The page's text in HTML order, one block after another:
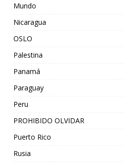
Mundo
Nicaragua
OSLO
Palestina
Panamá
Paraguay
Peru
PROHIBIDO OLVIDAR
Puerto Rico
Rusia